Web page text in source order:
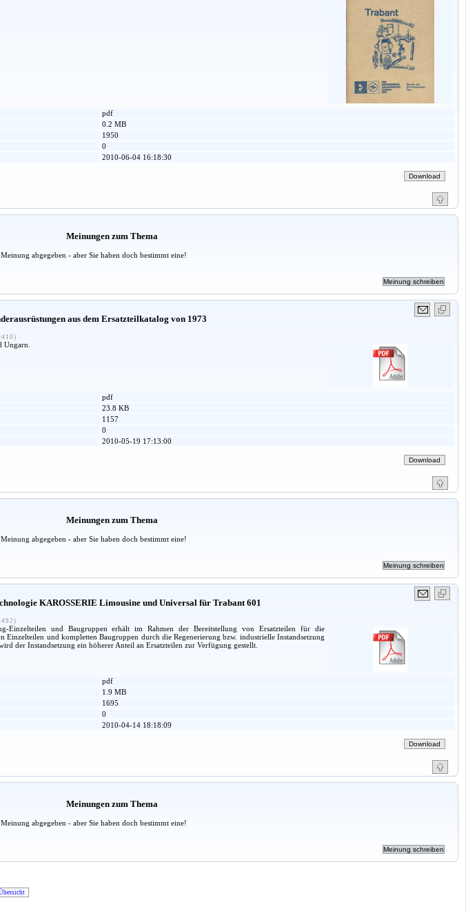
pdf
0.2 MB
1950
0
2010-06-04 16:18:30
Meinungen zum Thema
abgegeben - aber Sie haben doch bestimmt eine!
aus dem Ersatzteilkatalog von 1973
Ungarn.
pdf
23.8 KB
1157
0
2010-05-19 17:13:00
Meinungen zum Thema
abgegeben - aber Sie haben doch bestimmt eine!
KAROSSERIE Limousine und Universal für Trabant 601
Einzelteilen und Baugruppen erhält im Rahmen der Bereitstellung von Ersatzteilen für die
und kompletten Baugruppen durch die Regenerierung bzw. industrielle Instandsetzung
der Instandsetzung ein höherer Anteil an Ersatzteilen zur Verfügung gestellt.
pdf
1.9 MB
1695
0
2010-04-14 18:18:09
Meinungen zum Thema
abgegeben - aber Sie haben doch bestimmt eine!